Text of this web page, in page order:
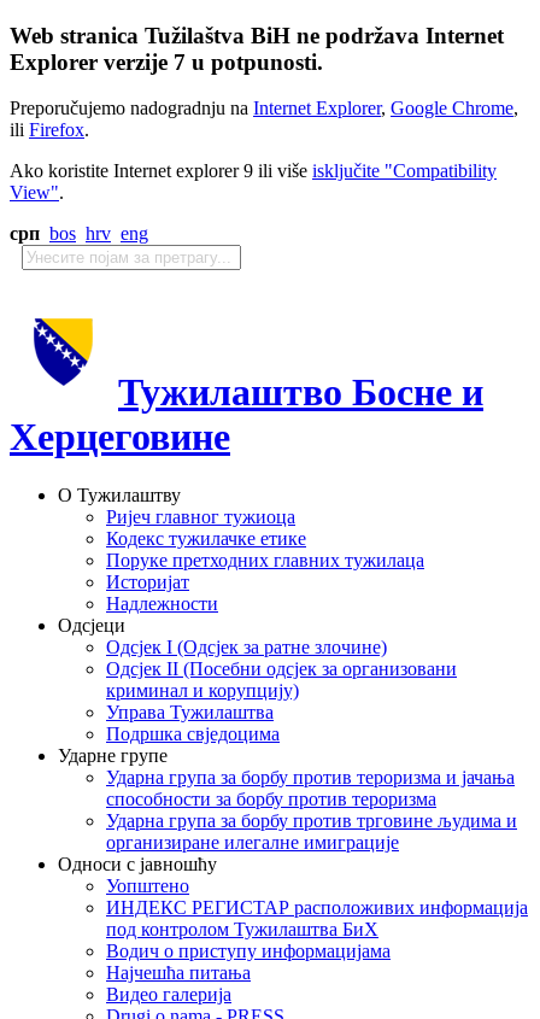
Web stranica Tužilaštva BiH ne podržava Internet
Explorer verzije 7 u potpunosti.
Preporučujemo nadogradnju na Internet Explorer, Google Chrome,
ili Firefox.
Ako koristite Internet explorer 9 ili više isključite "Compatibility
View".
срп bos hrv eng
Тужилаштво Босне и
Херцеговине
О Тужилаштву
Ријеч главног тужиоца
Кодекс тужилачке етике
Поруке претходних главних тужилаца
Историјат
Надлежности
Одсјеци
Одсјек I (Одсјек за ратне злочине)
Одсјек II (Посебни одсјек за организовани
криминал и корупцију)
Управа Тужилаштва
Подршка свједоцима
Ударне групе
Ударна група за борбу против тероризма и јачања
способности за борбу против тероризма
Ударна група за борбу против трговине људима и
организиране илегалне имиграције
Односи с јавношћу
Уопштено
ИНДЕКС РЕГИСТАР расположивих информација
под контролом Тужилаштва БиХ
Водич о приступу информацијама
Најчешћа питања
Видео галерија